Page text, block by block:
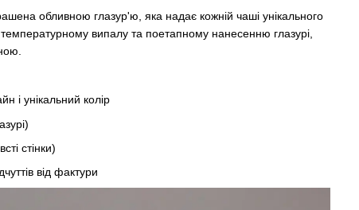
обливною глазур'ю, яка надає кожній чаші унікального
випалу та поетапному нанесенню глазурі,
і унікальний колір
стінки)
від фактури